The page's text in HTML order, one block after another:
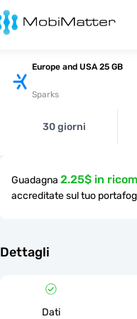
Europe and USA 25 GB
Sparks
30 giorni
Guadagna 2.25$ in
accreditate sul tuo
Dettagli
Dati